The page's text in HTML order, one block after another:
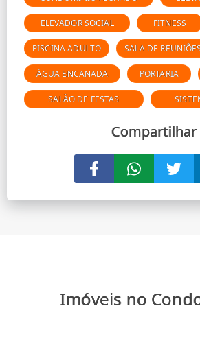
ELEVADOR SOCIAL FITNESS
PISCINA ADULTO SALA DE
ÁGUA ENCANADA PORTARIA
SALÃO DE FESTAS
Compartilhar
Imóveis no